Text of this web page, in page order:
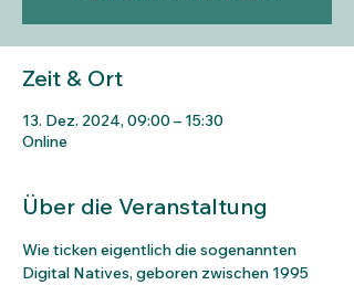
Zeit & Ort
13. Dez. 2024, 09:00 – 15:30
Online
Über die Veranstaltung
Wie ticken eigentlich die sogenannten
Digital Natives, geboren zwischen 1995